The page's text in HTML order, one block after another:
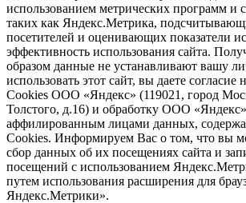
использованием метрических программ и
таких как Яндекс.Метрика,
посетителей и оценивающих показатели
эффективность использования сайта.
образом данные не устанавливают вашу
использовать этот сайт, вы даете согласие
Cookies ООО «Яндекс» (119021, город
Толстого, д.16) и обработку ООО
аффилированным лицами данных,
Cookies. Информируем Вас о том, что вы
сбор данных об их посещениях сайта и
посещений с использованием
путем использования расширения для
Яндекс.Метрики».